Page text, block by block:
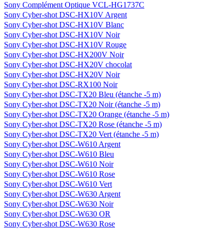
Sony Complément Optique VCL-HG1737C
Sony Cyber-shot DSC-HX10V Argent
Sony Cyber-shot DSC-HX10V Blanc
Sony Cyber-shot DSC-HX10V Noir
Sony Cyber-shot DSC-HX10V Rouge
Sony Cyber-shot DSC-HX200V Noir
Sony Cyber-shot DSC-HX20V chocolat
Sony Cyber-shot DSC-HX20V Noir
Sony Cyber-shot DSC-RX100 Noir
Sony Cyber-shot DSC-TX20 Bleu (étanche -5 m)
Sony Cyber-shot DSC-TX20 Noir (étanche -5 m)
Sony Cyber-shot DSC-TX20 Orange (étanche -5 m)
Sony Cyber-shot DSC-TX20 Rose (étanche -5 m)
Sony Cyber-shot DSC-TX20 Vert (étanche -5 m)
Sony Cyber-shot DSC-W610 Argent
Sony Cyber-shot DSC-W610 Bleu
Sony Cyber-shot DSC-W610 Noir
Sony Cyber-shot DSC-W610 Rose
Sony Cyber-shot DSC-W610 Vert
Sony Cyber-shot DSC-W630 Argent
Sony Cyber-shot DSC-W630 Noir
Sony Cyber-shot DSC-W630 OR
Sony Cyber-shot DSC-W630 Rose